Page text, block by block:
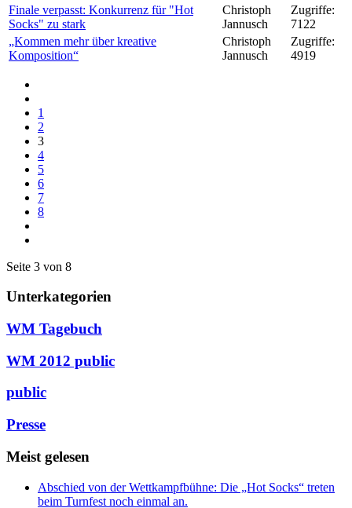
Finale verpasst: Konkurrenz für "Hot
Socks" zu stark
Christoph
Jannusch
Zugriffe:
7122
„Kommen mehr über kreative
Komposition“
Christoph
Jannusch
Zugriffe:
4919
1
2
3
4
5
6
7
8
Seite 3 von 8
Unterkategorien
WM Tagebuch
WM 2012 public
public
Presse
Meist gelesen
Abschied von der Wettkampfbühne: Die „Hot Socks“ treten
beim Turnfest noch einmal an.